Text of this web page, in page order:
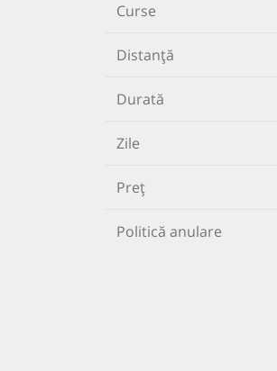
Curse
Distanță
Durată
Zile
Preț
Politică anulare